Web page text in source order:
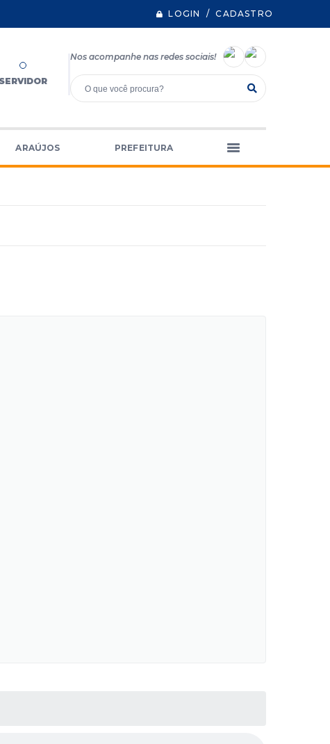
LOGIN / CADASTRO
SERVIDOR
Nos acompanhe nas redes sociais!
ARAÚJOS PREFEITURA